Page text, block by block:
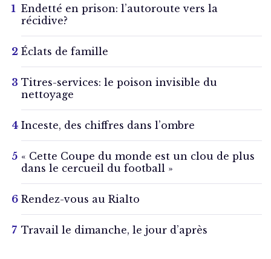
Endetté en prison: l’autoroute vers la
récidive?
Éclats de famille
Titres-services: le poison invisible du
nettoyage
Inceste, des chiffres dans l’ombre
« Cette Coupe du monde est un clou de plus
dans le cercueil du football »
Rendez-vous au Rialto
Travail le dimanche, le jour d’après